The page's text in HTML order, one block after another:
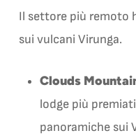
Il settore più remoto
sui vulcani Virunga.
Clouds
lodge più
panoramiche sui